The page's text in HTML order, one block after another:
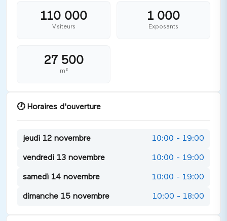
- Services & Partenaires
remise de 6 Grands Prix du Made in France, récompensant
l’excellence, l’engagement et l’innovation des exposants.
110 000
Visiteurs
1 000
Exposants
27 500
m²
🕐Horaires d'ouverture
jeudi 12 novembre 10:00 - 19:00
vendredi 13 novembre 10:00 - 19:00
samedi 14 novembre 10:00 - 19:00
dimanche 15 novembre 10:00 - 18:00